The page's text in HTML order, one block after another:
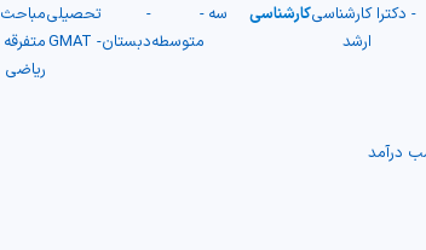
- دکترا کارشناسی
ارشد
کارشناسی
سه -
متوسطه
-
دبستان
تحصیلی
- GMAT
مباحث
متفرقه
ریاضی
درآمد